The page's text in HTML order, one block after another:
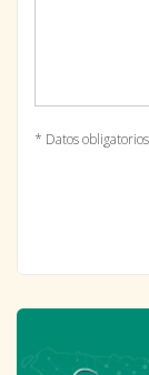
* Datos obligatorios